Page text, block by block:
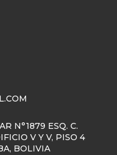
N°1879 ESQ. C.
V Y V, PISO 4
BOLIVIA